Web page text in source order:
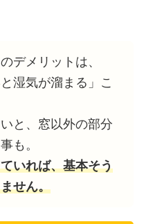
デメリットは、
湿気が溜まる」こ
と、窓以外の部分
も。
いれば、基本そう
せん。